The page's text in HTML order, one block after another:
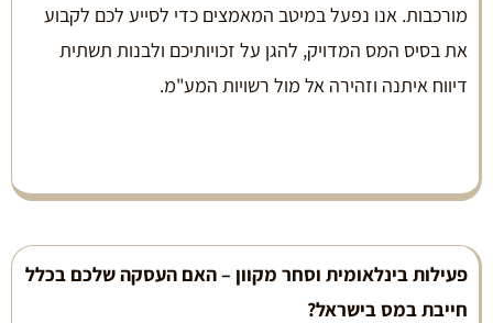
מורכבות. אנו נפעל במיטב המאמצים כדי לסייע לכם לקבוע
את בסיס המס המדויק, להגן על זכויותיכם ולבנות תשתית
דיווח איתנה וזהירה אל מול רשויות המע"מ.
פעילות בינלאומית וסחר מקוון – האם העסקה שלכם בכלל
חייבת במס בישראל?